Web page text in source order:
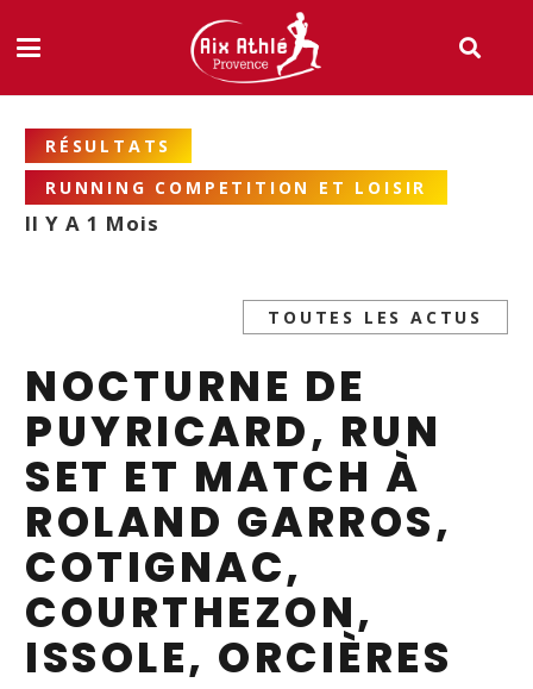
RÉSULTATS
RUNNING COMPETITION ET LOISIR
Il Y A 1 Mois
TOUTES LES ACTUS
NOCTURNE DE
PUYRICARD, RUN
SET ET MATCH À
ROLAND GARROS,
COTIGNAC,
COURTHEZON,
ISSOLE, ORCIÈRES